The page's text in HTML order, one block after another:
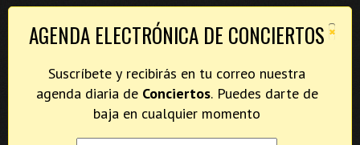
×
AGENDA ELECTRÓNICA DE CONCIERTOS
Suscríbete y recibirás en tu correo nuestra
agenda diaria de Conciertos. Puedes darte de
baja en cualquier momento